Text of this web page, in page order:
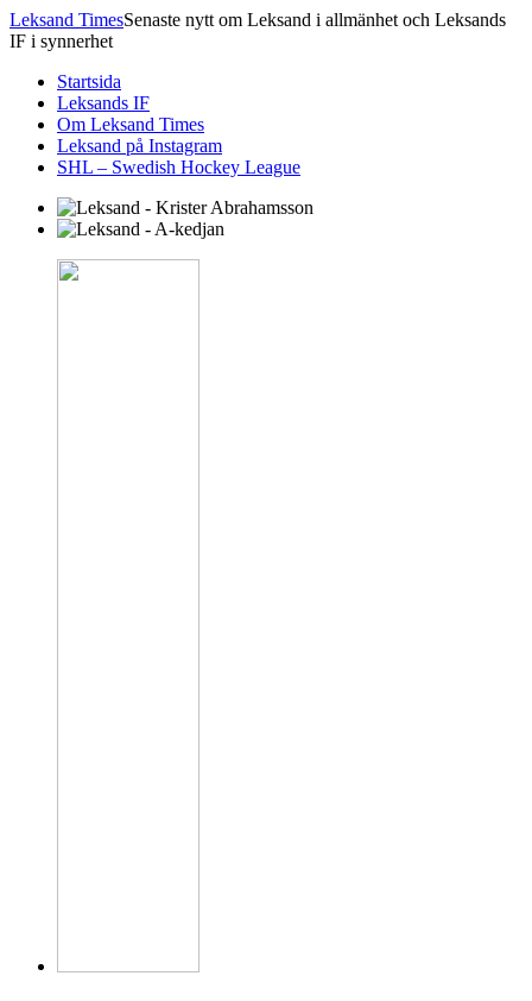
Leksand TimesSenaste nytt om Leksand i allmänhet och Leksands
IF i synnerhet
Startsida
Leksands IF
Om Leksand Times
Leksand på Instagram
SHL – Swedish Hockey League